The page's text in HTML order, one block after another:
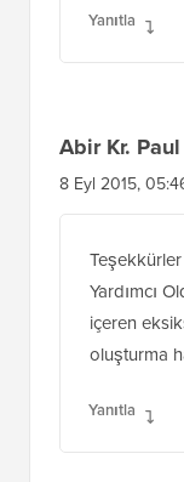
Yanıtla
Abir Kr. Paul
8 Eyl 2015,
Yardımcı
içeren
oluşturma
Yanıtla